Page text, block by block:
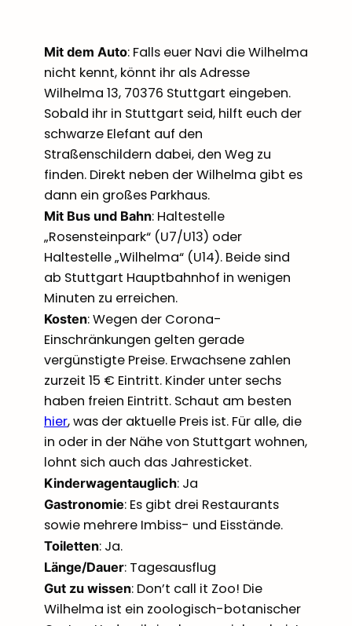
Mit dem Auto: Falls euer Navi die Wilhelma
nicht kennt, könnt ihr als Adresse
Wilhelma 13, 70376 Stuttgart eingeben.
Sobald ihr in Stuttgart seid, hilft euch der
schwarze Elefant auf den
Straßenschildern dabei, den Weg zu
finden. Direkt neben der Wilhelma gibt es
dann ein großes Parkhaus.
Mit Bus und Bahn: Haltestelle
„Rosensteinpark“ (U7/U13) oder
Haltestelle „Wilhelma“ (U14). Beide sind
ab Stuttgart Hauptbahnhof in wenigen
Minuten zu erreichen.
Kosten: Wegen der Corona-
Einschränkungen gelten gerade
vergünstigte Preise. Erwachsene zahlen
zurzeit 15 € Eintritt. Kinder unter sechs
haben freien Eintritt. Schaut am besten
hier, was der aktuelle Preis ist. Für alle, die
in oder in der Nähe von Stuttgart wohnen,
lohnt sich auch das Jahresticket.
Kinderwagentauglich: Ja
Gastronomie: Es gibt drei Restaurants
sowie mehrere Imbiss- und Eisstände.
Toiletten: Ja.
Länge/Dauer: Tagesausflug
Gut zu wissen: Don’t call it Zoo! Die
Wilhelma ist ein zoologisch-botanischer